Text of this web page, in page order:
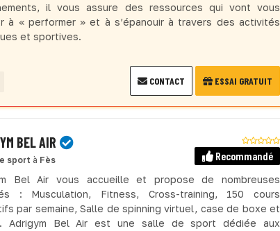
il vous assure des ressources qui vont vous
à « performer » et à s’épanouir à travers des activités
et sportives.
CONTACT ESSAI GRATUIT
BEL AIR
sport à Fès Recommandé
Bel Air vous accueille et propose de nombreuses
: Musculation, Fitness, Cross-training, 150 cours
par semaine, Salle de spinning virtuel, case de boxe et
Adrigym Bel Air est une salle de sport dédiée aux